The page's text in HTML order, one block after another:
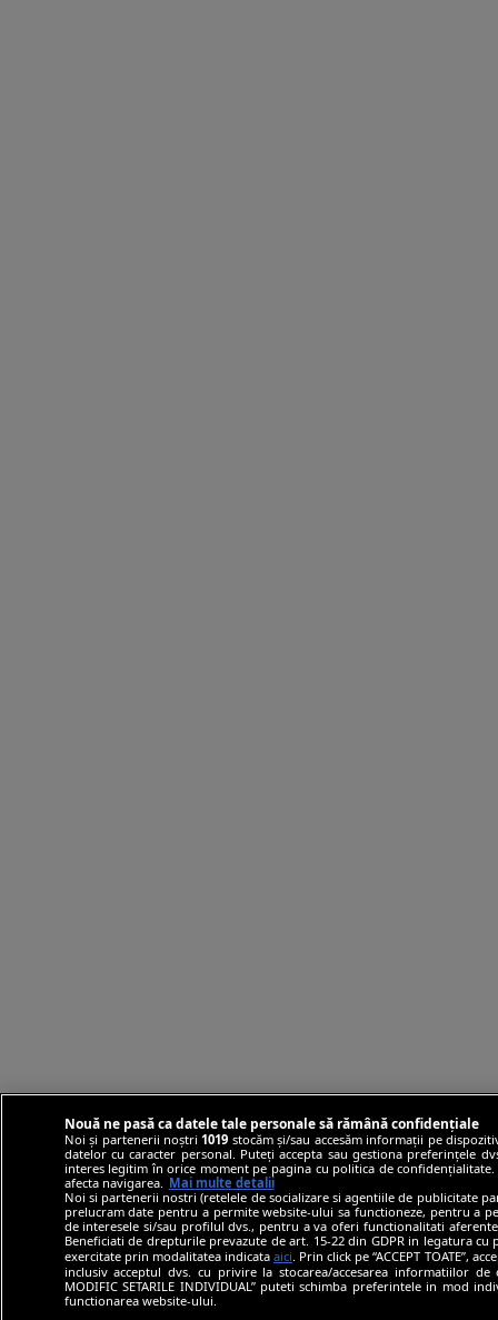
Nouă ne pasă ca datele tale personale să rămână confidențiale
Noi și partenerii noștri1019 stocăm și/sau accesăm informații pe
datelor cu caracter personal. Puteți accepta sau gestiona preferințele
interes legitim în orice moment pe pagina cu politica de
afecta navigarea. Mai multe detalii
Noi si partenerii nostri (retelele de socializare si agentiile de publicitate
prelucram date pentru a permite website-ului sa functioneze, pentru a
de interesele si/sau profilul dvs., pentru a va oferi functionalitati
Beneficiati de drepturile prevazute de art. 15-22 din GDPR in legatura
exercitate prin modalitatea indicataaici . Prin click pe “ACCEPT
inclusiv acceptul dvs. cu privire la stocarea/accesarea informatiilor
MODIFIC SETARILE INDIVIDUAL” puteti schimba preferintele in mod
functionarea website-ului.